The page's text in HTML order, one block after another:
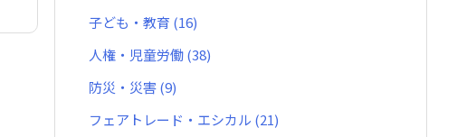
子ども・教育 (16)
人権・児童労働(38)
防災・災害(9)
フェアトレード・エシカル (21)